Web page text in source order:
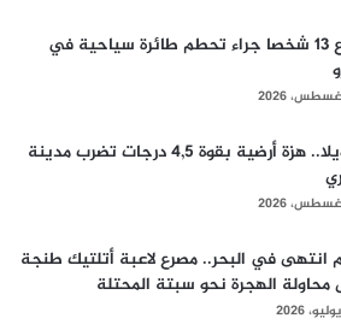
مصرع 13 شخصا جراء تحطم طائرة سياحية في
فنزويلا.. هزة أرضية بقوة 4,5 درجات تضرب مدينة
انتهى في البحر.. مصرع لاعبة أتلتيك طنجة
محاولة الهجرة نحو سبتة المحتلة